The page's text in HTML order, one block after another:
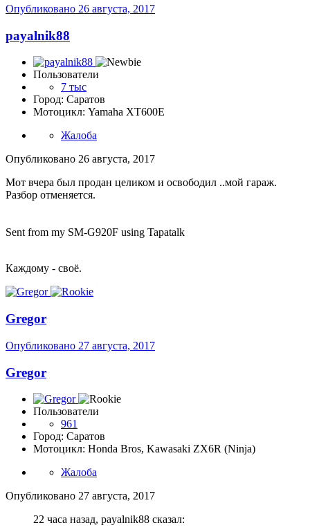
Опубликовано 26 августа, 2017
payalnik88
Пользователи
7 тыс
Город: Саратов
Мотоцикл: Yamaha XT600E
Жалоба
Опубликовано 26 августа, 2017
Мот вчера был продан целиком и освободил ..мой гараж.
Разбор отменяется.
Sent from my SM-G920F using Tapatalk
Каждому - своё.
Gregor
Опубликовано 27 августа, 2017
Gregor
Пользователи
961
Город: Саратов
Мотоцикл: Honda Bros, Kawasaki ZX6R (Ninja)
Жалоба
Опубликовано 27 августа, 2017
22 часа назад, payalnik88 сказал: